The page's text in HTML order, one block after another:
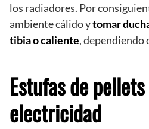
los radiadores. Por
ambiente cálido ytomar
tibia o caliente, dependiendo
Estufas de
electricidad